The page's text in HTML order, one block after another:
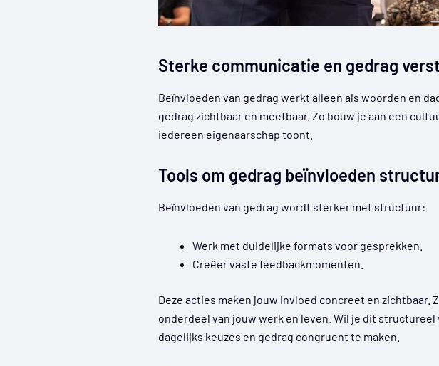
Sterke communicatie en gedrag
Beïnvloeden van gedrag werkt alleen als woorden en
gedrag zichtbaar en meetbaar. Zo bouw je aan een
iedereen eigenaarschap toont.
Tools om gedrag beïnvloeden
Beïnvloeden van gedrag wordt sterker met structuur:
Werk met duidelijke formats voor gesprekken.
Creëer vaste feedbackmomenten.
Deze acties maken jouw invloed concreet en zichtbaar.
onderdeel van jouw werk en leven. Wil je dit
dagelijks keuzes en gedrag congruent te maken.